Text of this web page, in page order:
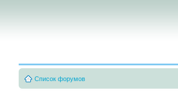
Список форумов